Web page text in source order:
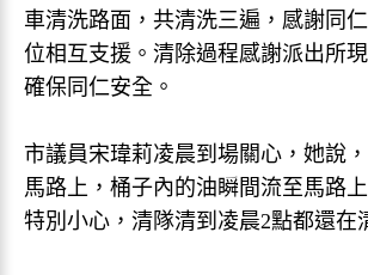
車清洗路面，共清洗三遍，感謝同
位相互支援。清除過程感謝派出所
確保同仁安全。
市議員宋瑋莉凌晨到場關心，她說
馬路上，桶子內的油瞬間流至馬路
特別小心，清隊清到凌晨2點都還在